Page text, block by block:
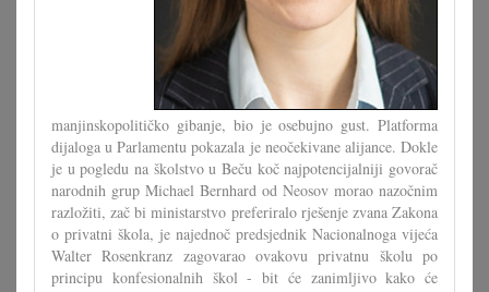
manjinskopolitičko gibanje, bio je osebujno gust. Platforma
dijaloga u Parlamentu pokazala je neočekivane alijance. Dokle
je u pogledu na školstvo u Beču koč najpotencijalniji govorač
narodnih grup Michael Bernhard od Neosov morao nazočnim
razložiti, zač bi ministarstvo preferiralo rješenje zvana Zakona
o privatni škola, je najednoč predsjednik Nacionalnoga vijeća
Walter Rosenkranz zagovarao ovakovu privatnu školu po
principu konfesionalnih škol - bit će zanimljivo kako će